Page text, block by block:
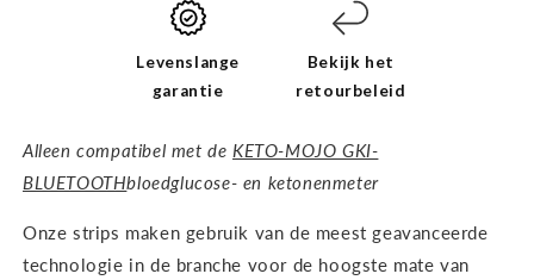
COMBO-
PAKKET
glucose
+
60
ketonen)
HET
COMBO-
PAKKET
Levenslange
garantie
Bekijk het
retourbeleid
Alleen compatibel met de KETO-MOJO GKI-
BLUETOOTHbloedglucose- en ketonenmeter
Onze strips maken gebruik van de meest geavanceerde
technologie in de branche voor de hoogste mate van